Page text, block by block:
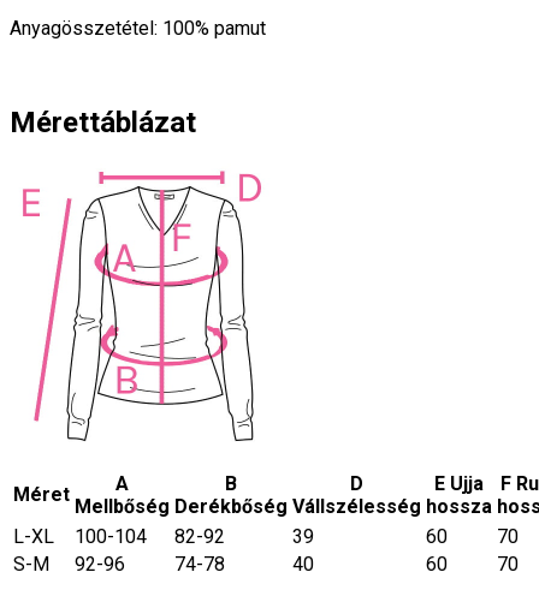
Anyagösszetétel: 100% pamut
Mérettáblázat
Méret
A
Mellbőség
B
Derékbőség
D
Vállszélesség
E Ujja
hossza
F
L-XL
100-104 82-92 39 60
70
S-M
92-96 74-78 40 60 70